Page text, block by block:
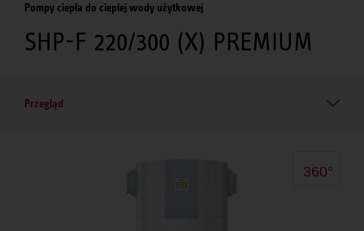
Pompy ciepła do ciepłej wody użytkowej
SHP-F 220/300 (X) PREMIUM
Przegląd
360°